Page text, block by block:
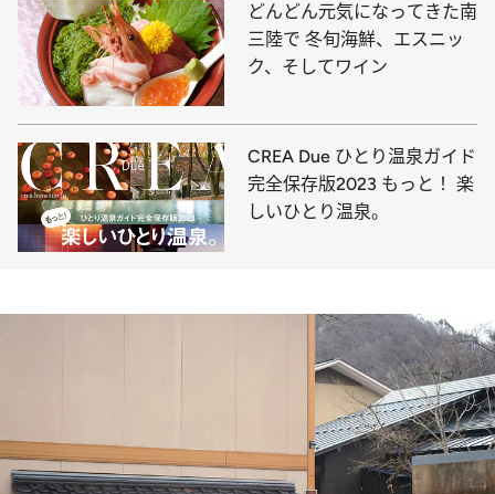
どんどん元気になってきた南
三陸で 冬旬海鮮、エスニッ
ク、そしてワイン
CREA Due ひとり温泉ガイド
完全保存版2023 もっと！ 楽
しいひとり温泉。